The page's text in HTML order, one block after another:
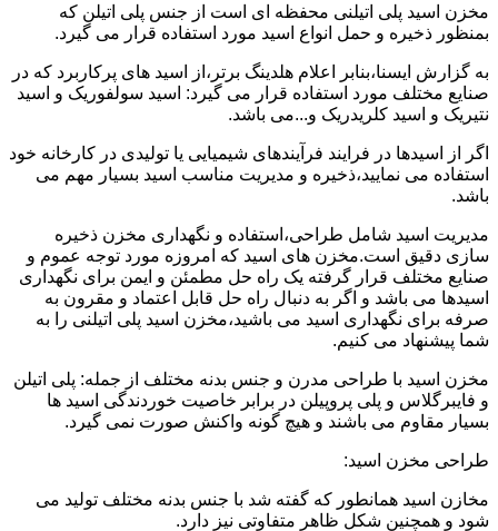
مخزن اسید پلی اتیلنی محفظه ای است از جنس پلی اتیلن که
بمنظور ذخیره و حمل انواع اسید مورد استفاده قرار می گیرد.
به گزارش ایسنا،بنابر اعلام هلدینگ برتر،از اسید های پرکاربرد که در
صنایع مختلف مورد استفاده قرار می گیرد: اسید سولفوریک و اسید
نتیریک و اسید کلریدریک و...می باشد.
اگر از اسیدها در فرایند فرآیندهای شیمیایی یا تولیدی در کارخانه خود
استفاده می نمایید،ذخیره و مدیریت مناسب اسید بسیار مهم می
باشد.
مدیریت اسید شامل طراحی،استفاده و نگهداری مخزن ذخیره
سازی دقیق است.مخزن های اسید که امروزه مورد توجه عموم و
صنایع مختلف قرار گرفته یک راه حل مطمئن و ایمن برای نگهداری
اسیدها می باشد و اگر به دنبال راه حل قابل اعتماد و مقرون به
صرفه برای نگهداری اسید می باشید،مخزن اسید پلی اتیلنی را به
شما پیشنهاد می کنیم.
مخزن اسید با طراحی مدرن و جنس بدنه مختلف از جمله: پلی اتیلن
و فایبرگلاس و پلی پروپیلن در برابر خاصیت خوردندگی اسید ها
بسیار مقاوم می باشند و هیچ گونه واکنش صورت نمی گیرد.
طراحی مخزن اسید:
مخازن اسید همانطور که گفته شد با جنس بدنه مختلف تولید می
شود و همچنین شکل ظاهر متفاوتی نیز دارد.